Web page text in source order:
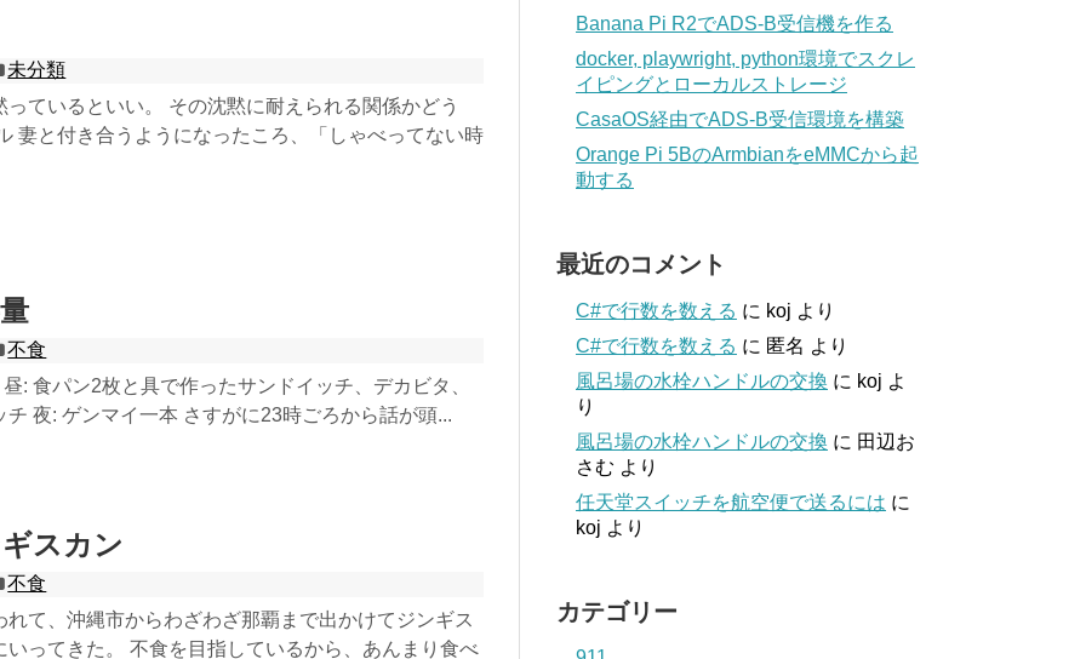
未分類
っているといい。 その沈黙に耐えられる関係かどう
妻と付き合うようになったころ、「しゃべってない時
不食
: 食パン2枚と具で作ったサンドイッチ、デカビタ、
チ 夜: ゲンマイ一本 さすがに23時ごろから話が頭...
スカン
不食
れて、沖縄市からわざわざ那覇まで出かけてジンギス
いってきた。 不食を目指しているから、あんまり食べ
Banana Pi R2でADS-B受信機を作る
docker, playwright, python環境でスクレ
イピングとローカルストレージ
CasaOS経由でADS-B受信環境を構築
Orange Pi 5BのArmbianをeMMCから起
動する
最近のコメント
C#で行数を数える に koj より
C#で行数を数える に 匿名 より
風呂場の水栓ハンドルの交換 に koj よ
り
風呂場の水栓ハンドルの交換 に 田辺お
さむ より
任天堂スイッチを航空便で送るには に
koj より
カテゴリー